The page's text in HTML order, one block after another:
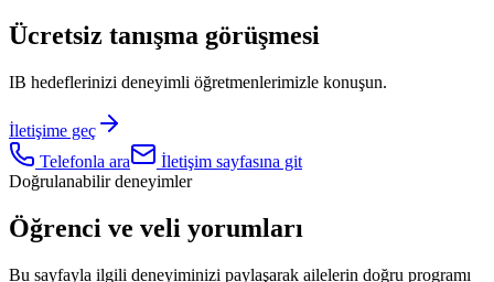
Ücretsiz tanışma görüşmesi
IB hedeflerinizi deneyimli öğretmenlerimizle konuşun.
İletişime geç
Telefonla ara
İletişim sayfasına git
Doğrulanabilir deneyimler
Öğrenci ve veli yorumları
Bu sayfayla ilgili deneyiminizi paylaşarak ailelerin doğru programı